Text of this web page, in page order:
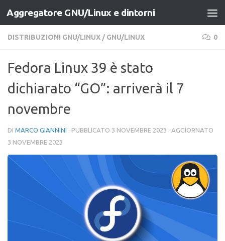
Salta al contenuto
Aggregatore GNU/Linux e dintorni
DISTRIBUZIONI GNU/LINUX / GNU/LINUX 0
Fedora Linux 39 è stato
dichiarato “GO”: arriverà il 7
novembre
DI MARCO GIANNINI · PUBBLICATO 3 NOVEMBRE 2023 · AGGIORNATO
3 NOVEMBRE 2023